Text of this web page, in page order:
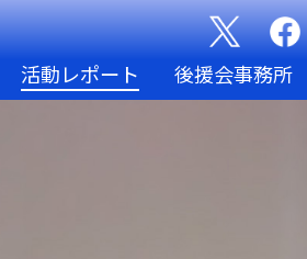
活動レポート 後援会事務所